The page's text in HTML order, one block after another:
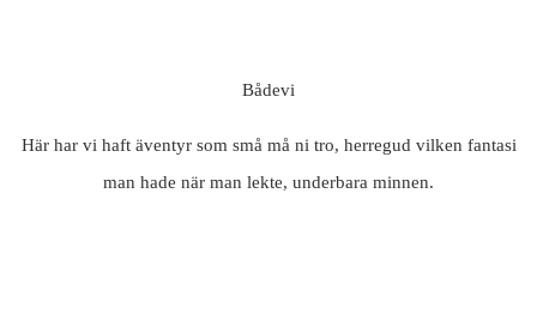
Bådevi
Här har vi haft äventyr som små må ni tro, herregud vilken fantasi
man hade när man lekte, underbara minnen.